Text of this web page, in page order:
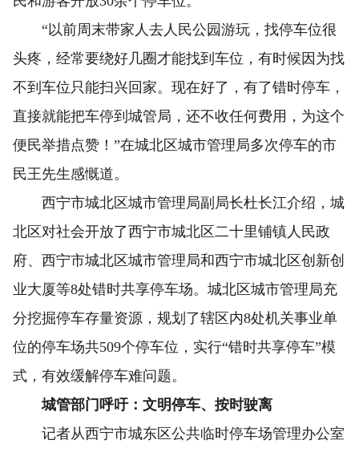
“以前周末带家人去人民公园游玩，找停车位很
头疼，经常要绕好几圈才能找到车位，有时候因为找
不到车位只能扫兴回家。现在好了，有了错时停车，
直接就能把车停到城管局，还不收任何费用，为这个
便民举措点赞！”在城北区城市管理局多次停车的市
民王先生感慨道。
西宁市城北区城市管理局副局长杜长江介绍，城
北区对社会开放了西宁市城北区二十里铺镇人民政
府、西宁市城北区城市管理局和西宁市城北区创新创
业大厦等8处错时共享停车场。城北区城市管理局充
分挖掘停车存量资源，规划了辖区内8处机关事业单
位的停车场共509个停车位，实行“错时共享停车”模
式，有效缓解停车难问题。
城管部门呼吁：文明停车、按时驶离
记者从西宁市城东区公共临时停车场管理办公室